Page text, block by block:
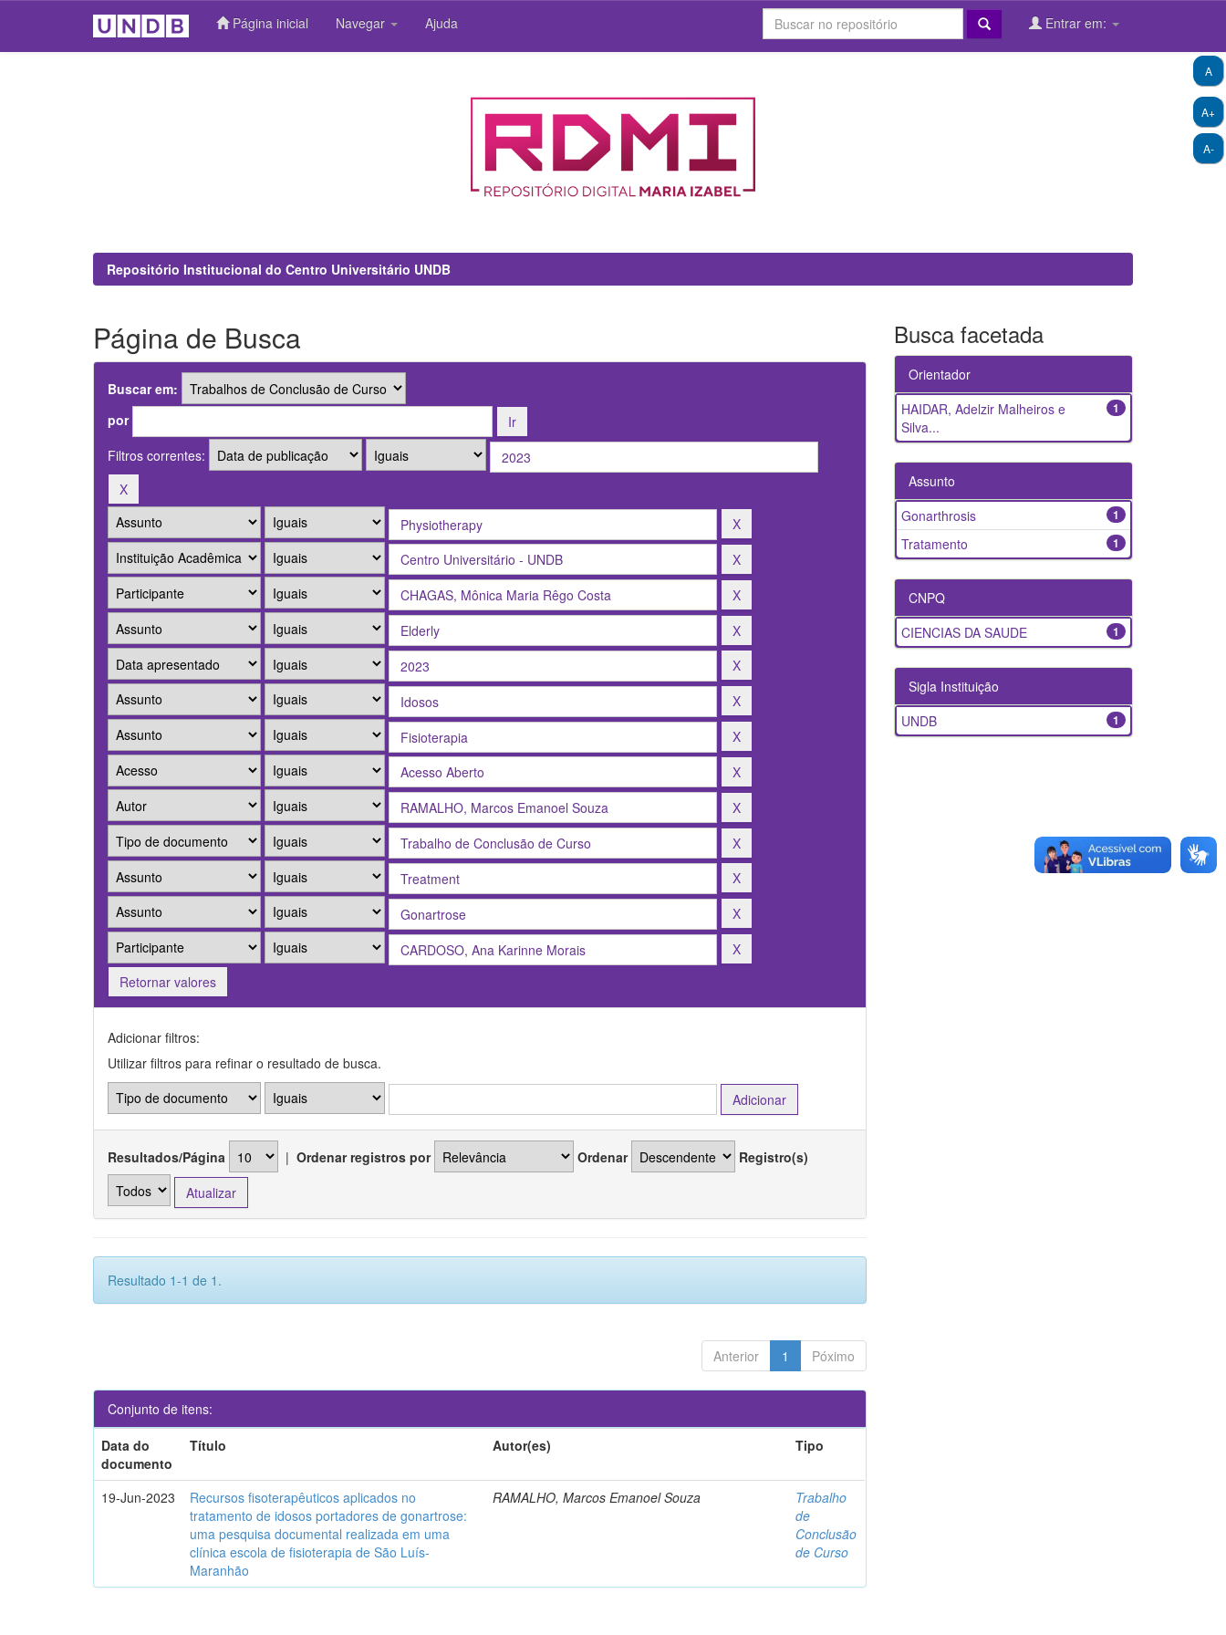
Página inicial Navegar Ajuda Entrar em:
A+
A-
A
Repositório Institucional do Centro Universitário UNDB
Página de Busca
Buscar em:
por
Filtros correntes:
Retornar valores
Adicionar filtros:
Utilizar filtros para refinar o resultado de busca.
Resultados/Página | Ordenar registros por Ordenar Registro(s)
Resultado 1-1 de 1.
Anterior 1 Póximo
Conjunto de itens:
Data do
documento
Título Autor(es) Tipo
19-Jun-2023
Recursos fisoterapêuticos aplicados no
tratamento de idosos portadores de gonartrose:
uma pesquisa documental realizada em uma
clínica escola de fisioterapia de São Luís-
Maranhão
RAMALHO, Marcos Emanoel Souza
Trabalho
de
Conclusão
de Curso
Busca facetada
Orientador
1
HAIDAR, Adelzir Malheiros e
Silva...
Assunto
1
Gonarthrosis
1
Tratamento
CNPQ
1
CIENCIAS DA SAUDE
Sigla Instituição
1
UNDB